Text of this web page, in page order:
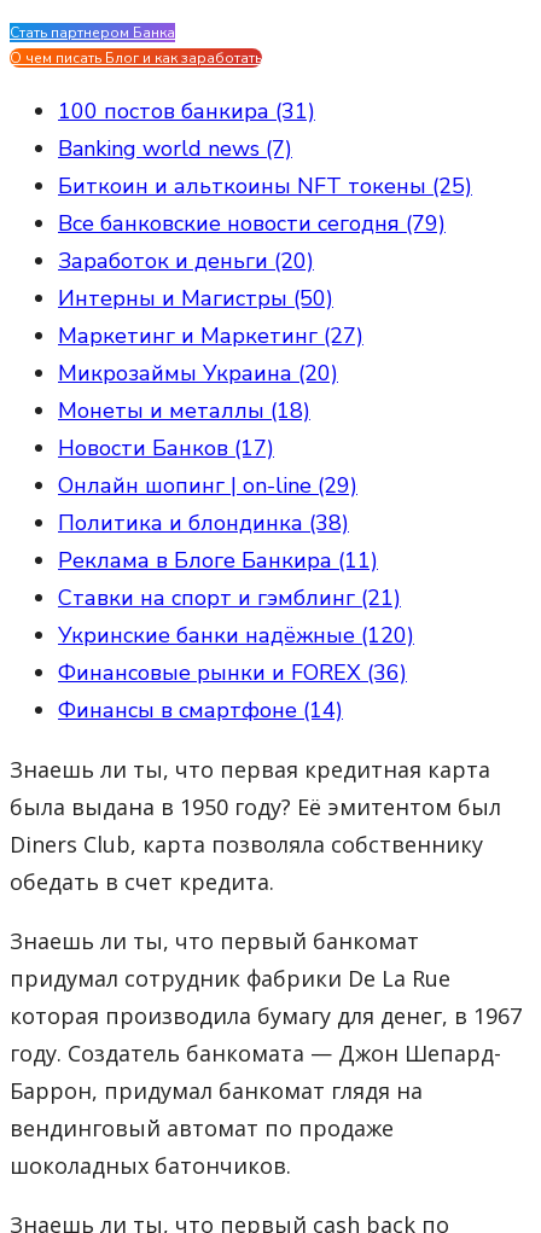
Стать партнером Банка
О чем писать Блог и как заработать
100 постов банкира (31)
Banking world news (7)
Биткоин и альткоины NFT токены (25)
Все банковские новости сегодня (79)
Заработок и деньги (20)
Интерны и Магистры (50)
Маркетинг и Маркетинг (27)
Микрозаймы Украина (20)
Монеты и металлы (18)
Новости Банков (17)
Онлайн шопинг | on-line (29)
Политика и блондинка (38)
Реклама в Блоге Банкира (11)
Ставки на спорт и гэмблинг (21)
Укринские банки надёжные (120)
Финансовые рынки и FOREX (36)
Финансы в смартфоне (14)
Знаешь ли ты, что первая кредитная карта
была выдана в 1950 году? Её эмитентом был
Diners Club, карта позволяла собственнику
обедать в счет кредита.
Знаешь ли ты, что первый банкомат
придумал сотрудник фабрики De La Rue
которая производила бумагу для денег, в 1967
году. Создатель банкомата — Джон Шепард-
Баррон, придумал банкомат глядя на
вендинговый автомат по продаже
шоколадных батончиков.
Знаешь ли ты, что первый cash back по